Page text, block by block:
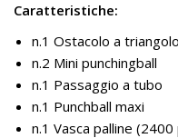
Caratteristiche:
n.1 Ostacolo a triangolo
n.2 Mini punchingball
n.1 Passaggio a tubo
n.1 Punchball maxi
n.1 Vasca palline